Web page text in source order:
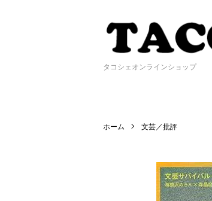
タコシェオンラインショップ
ホーム 文芸／批評